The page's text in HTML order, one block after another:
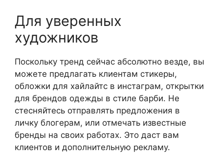
Для уверенных
художников
Поскольку тренд сейчас абсолютно везде, вы
можете предлагать клиентам стикеры,
обложки для хайлайтс в инстаграм, открытки
для брендов одежды в стиле барби. Не
стесняйтесь отправлять предложения в
личку блогерам, или отмечать известные
бренды на своих работах. Это даст вам
клиентов и дополнительную рекламу.